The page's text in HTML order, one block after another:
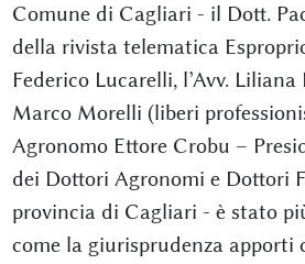
Comune di Cagliari - il Dott.
della rivista telematica
Federico Lucarelli, l’Avv. Liliana
Marco Morelli (liberi
Agronomo Ettore Crobu –
dei Dottori Agronomi e Dottori
provincia di Cagliari - è stato
come la giurisprudenza apporti